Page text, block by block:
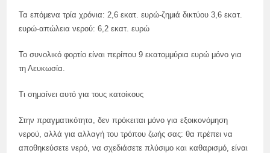
Τα επόμενα τρία χρόνια: 2,6 εκατ. ευρώ-ζημιά δικτύου 3,6 εκατ.
ευρώ-απώλεια νερού: 6,2 εκατ. ευρώ
Το συνολικό φορτίο είναι περίπου 9 εκατομμύρια ευρώ μόνο για
τη Λευκωσία.
Τι σημαίνει αυτό για τους κατοίκους
Στην πραγματικότητα, δεν πρόκειται μόνο για εξοικονόμηση
νερού, αλλά για αλλαγή του τρόπου ζωής σας: θα πρέπει να
αποθηκεύσετε νερό, να σχεδιάσετε πλύσιμο και καθαρισμό, είναι